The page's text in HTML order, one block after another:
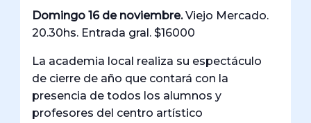
Domingo 16 de noviembre.Viejo Mercado.
20.30hs. Entrada gral. $16000
La academia local realiza su espectáculo
de cierre de año que contará con la
presencia de todos los alumnos y
profesores del centro artístico